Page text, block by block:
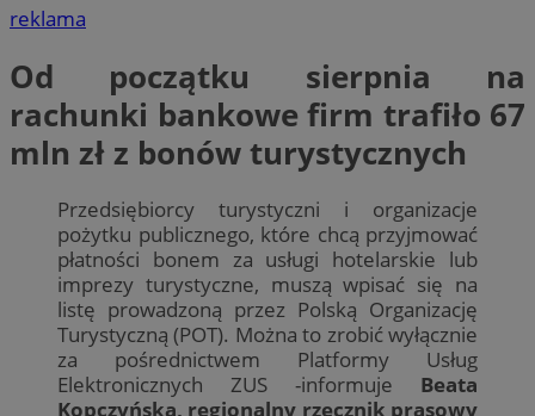
reklama
Od początku sierpnia na
rachunki bankowe firm trafiło 67
mln zł z bonów turystycznych
Przedsiębiorcy turystyczni i organizacje
pożytku publicznego, które chcą przyjmować
płatności bonem za usługi hotelarskie lub
imprezy turystyczne, muszą wpisać się na
listę prowadzoną przez Polską Organizację
Turystyczną (POT). Można to zrobić wyłącznie
za pośrednictwem Platformy Usług
Elektronicznych ZUS -informuje Beata
Kopczyńska, regionalny rzecznik prasowy